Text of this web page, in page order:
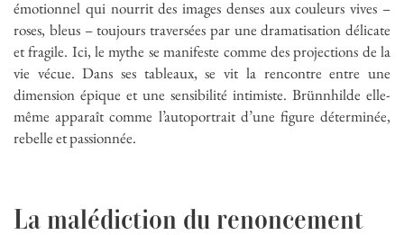
émotionnel qui nourrit des images denses aux couleurs vives –
roses, bleus – toujours traversées par une dramatisation délicate
et fragile. Ici, le mythe se manifeste comme des projections de la
vie vécue. Dans ses tableaux, se vit la rencontre entre une
dimension épique et une sensibilité intimiste. Brünnhilde elle-
même apparaît comme l’autoportrait d’une figure déterminée,
rebelle et passionnée.
La malédiction du renoncement